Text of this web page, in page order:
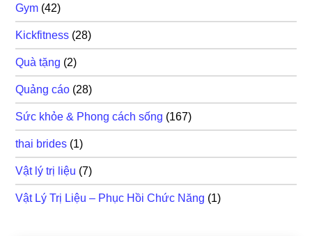
Gym (42)
Kickfitness (28)
Quà tặng (2)
Quảng cáo (28)
Sức khỏe & Phong cách sống (167)
thai brides (1)
Vật lý trị liệu (7)
Vật Lý Trị Liệu – Phục Hồi Chức Năng (1)